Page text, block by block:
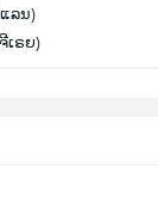
ລນ)
ເຣຍ)